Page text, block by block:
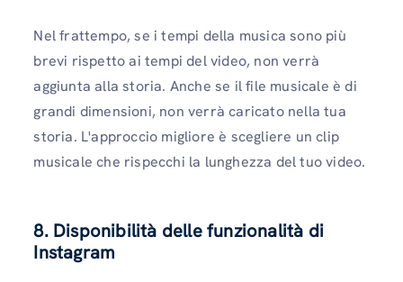
Nel frattempo, se i tempi della musica sono più
brevi rispetto ai tempi del video, non verrà
aggiunta alla storia. Anche se il file musicale è di
grandi dimensioni, non verrà caricato nella tua
storia. L'approccio migliore è scegliere un clip
musicale che rispecchi la lunghezza del tuo video.
8. Disponibilità delle funzionalità di
Instagram